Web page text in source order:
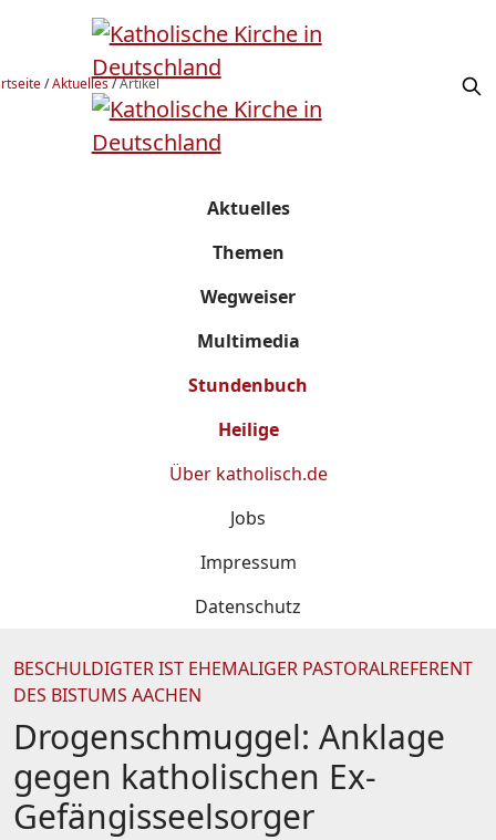
/Aktuelles/Artikel
Aktuelles
Themen
Wegweiser
Multimedia
Stundenbuch
Heilige
Über katholisch.de
Jobs
Impressum
Datenschutz
BESCHULDIGTER IST EHEMALIGER PASTORALREFERENT
DES BISTUMS AACHEN
Drogenschmuggel: Anklage
gegen katholischen Ex-
Gefängisseelsorger